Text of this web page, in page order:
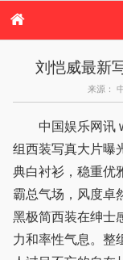
电视剧
刘恺威最新
来源：
中国娱乐网讯
组西装写真大片曝
典白衬衫，稳重优
霸总气场，风度卓
黑极简西装在绅士
力和率性气息。整